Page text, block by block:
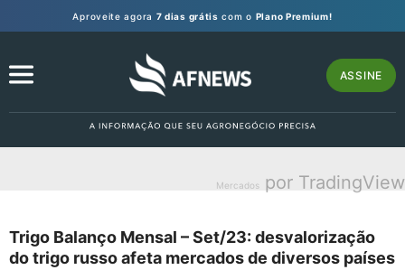
Aproveite agora 7 dias grátis com o Plano Premium!
ASSINE
Mercados por TradingView
Trigo Balanço Mensal – Set/23: desvalorização
do trigo russo afeta mercados de diversos países